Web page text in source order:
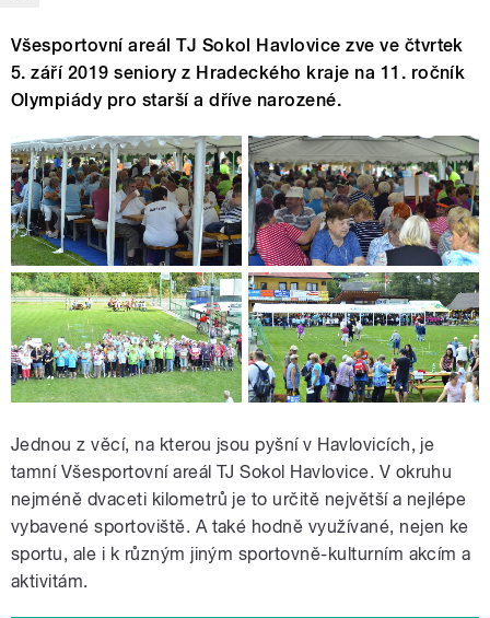
Všesportovní areál TJ Sokol Havlovice zve ve čtvrtek
5. září 2019 seniory z Hradeckého kraje na 11. ročník
Olympiády pro starší a dříve narozené.
Jednou z věcí, na kterou jsou pyšní v Havlovicích, je
tamní Všesportovní areál TJ Sokol Havlovice. V okruhu
nejméně dvaceti kilometrů je to určitě největší a nejlépe
vybavené sportoviště. A také hodně využívané, nejen ke
sportu, ale i k různým jiným sportovně-kulturním akcím a
aktivitám.